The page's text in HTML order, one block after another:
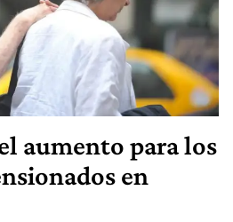
aumento para los
en